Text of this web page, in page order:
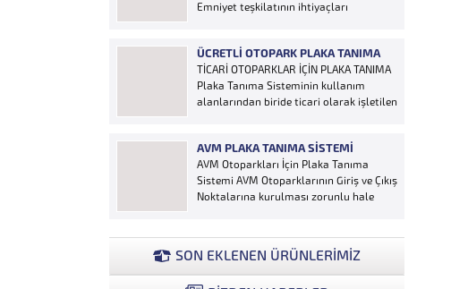
sistemi otoparklarda sisteme...
Emniyet teşkilatının ihtiyaçları
olanak sağlamaktadır. Otoyol
uygulaması karayolunda seyir halinde
bulunan araçların Plakalarının
tanımlanmasına yönelik geliştirilen bir
alınan...
ÜCRETLI OTOPARK PLAKA TANIMA
TİCARİ OTOPARKLAR İÇİN PLAKA TANIMA
Plaka Tanıma Sisteminin kullanım
alanlarından biride ticari olarak işletilen
edilmesi ve ön muhasebenin
tutulmasına yönelik bilgisayar kontrollü
yazılım sistemidir. Ücretin otopark
girişinde araç tipine göre peşin alınması
AVM PLAKA TANIMA SISTEMI
AVM Otoparkları İçin Plaka Tanıma
Sistemi AVM Otoparklarının Giriş ve Çıkış
Noktalarına kurulması zorunlu hale
bir ihtiyaçtır. AVM Yönetimleri Plaka
Tanıma Sisteminden elde edecekleri
verilerle müşteri yoğunluk analizlerini
SON EKLENEN ÜRÜNLERİMİZ